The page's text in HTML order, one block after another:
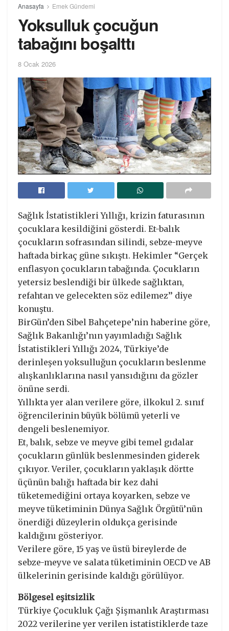
Anasayfa Emek Gündemi
Yoksulluk çocuğun
tabağını boşalttı
8 Ocak 2026
Sağlık İstatistikleri Yıllığı, krizin faturasının
çocuklara kesildiğini gösterdi. Et-balık
çocukların sofrasından silindi, sebze-meyve
haftada birkaç güne sıkıştı. Hekimler “Gerçek
enflasyon çocukların tabağında. Çocukların
yetersiz beslendiği bir ülkede sağlıktan,
refahtan ve gelecekten söz edilemez’’ diye
konuştu.
BirGün’den Sibel Bahçetepe’nin haberine göre,
Sağlık Bakanlığı’nın yayımladığı Sağlık
İstatistikleri Yıllığı 2024, Türkiye’de
derinleşen yoksulluğun çocukların beslenme
alışkanlıklarına nasıl yansıdığını da gözler
önüne serdi.
Yıllıkta yer alan verilere göre, ilkokul 2. sınıf
öğrencilerinin büyük bölümü yeterli ve
dengeli beslenemiyor.
Et, balık, sebze ve meyve gibi temel gıdalar
çocukların günlük beslenmesinden giderek
çıkıyor. Veriler, çocukların yaklaşık dörtte
üçünün balığı haftada bir kez dahi
tüketemediğini ortaya koyarken, sebze ve
meyve tüketiminin Dünya Sağlık Örgütü’nün
önerdiği düzeylerin oldukça gerisinde
kaldığını gösteriyor.
Verilere göre, 15 yaş ve üstü bireylerde de
sebze-meyve ve salata tüketiminin OECD ve AB
ülkelerinin gerisinde kaldığı görülüyor.
Bölgesel eşitsizlik
Türkiye Çocukluk Çağı Şişmanlık Araştırması
2022 verilerine yer verilen istatistiklerde taze